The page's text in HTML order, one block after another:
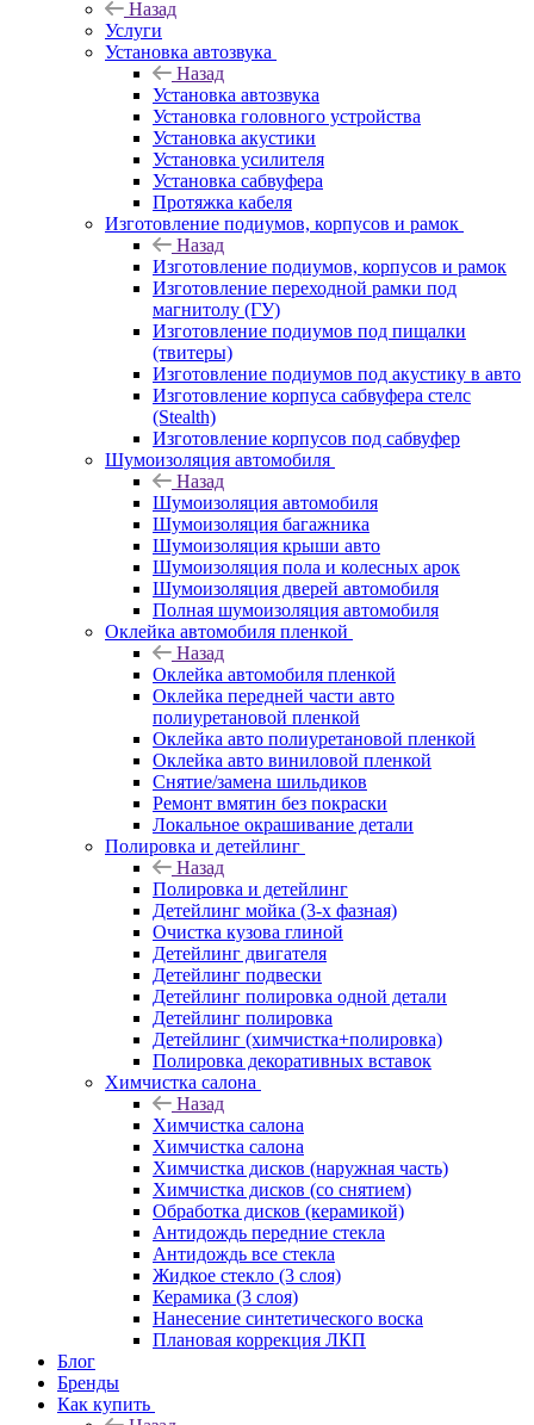
Назад
Услуги
Установка автозвука
Назад
Установка автозвука
Установка головного устройства
Установка акустики
Установка усилителя
Установка сабвуфера
Протяжка кабеля
Изготовление подиумов, корпусов и рамок
Назад
Изготовление подиумов, корпусов и рамок
Изготовление переходной рамки под
магнитолу (ГУ)
Изготовление подиумов под пищалки
(твитеры)
Изготовление подиумов под акустику в авто
Изготовление корпуса сабвуфера стелс
(Stealth)
Изготовление корпусов под сабвуфер
Шумоизоляция автомобиля
Назад
Шумоизоляция автомобиля
Шумоизоляция багажника
Шумоизоляция крыши авто
Шумоизоляция пола и колесных арок
Шумоизоляция дверей автомобиля
Полная шумоизоляция автомобиля
Оклейка автомобиля пленкой
Назад
Оклейка автомобиля пленкой
Оклейка передней части авто
полиуретановой пленкой
Оклейка авто полиуретановой пленкой
Оклейка авто виниловой пленкой
Снятие/замена шильдиков
Ремонт вмятин без покраски
Локальное окрашивание детали
Полировка и детейлинг
Назад
Полировка и детейлинг
Детейлинг мойка (3-х фазная)
Очистка кузова глиной
Детейлинг двигателя
Детейлинг подвески
Детейлинг полировка одной детали
Детейлинг полировка
Детейлинг (химчистка+полировка)
Полировка декоративных вставок
Химчистка салона
Назад
Химчистка салона
Химчистка салона
Химчистка дисков (наружная часть)
Химчистка дисков (со снятием)
Обработка дисков (керамикой)
Антидождь передние стекла
Антидождь все стекла
Жидкое стекло (3 слоя)
Керамика (3 слоя)
Нанесение синтетического воска
Плановая коррекция ЛКП
Блог
Бренды
Как купить